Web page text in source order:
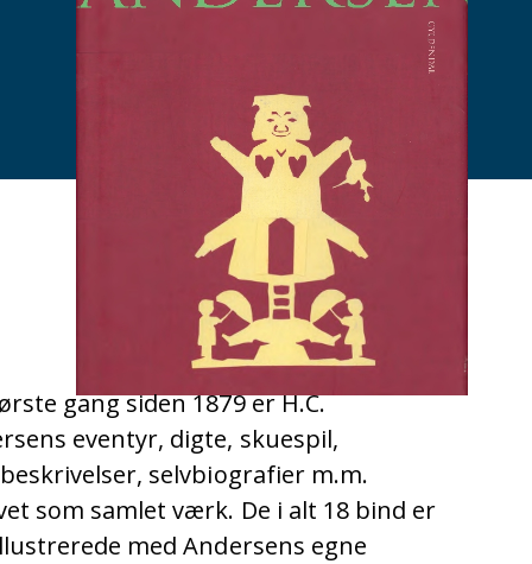
gang siden 1879 er H.C.
eventyr, digte, skuespil,
selvbiografier m.m.
som samlet værk. De i alt 18 bind er
med Andersens egne